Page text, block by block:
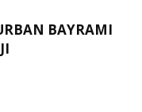
BAYRAMI